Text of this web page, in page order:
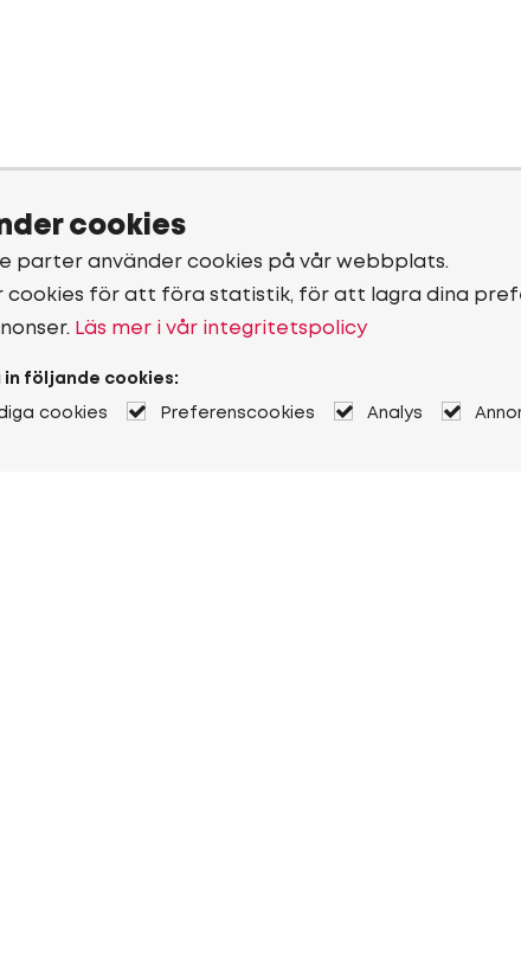
cookies
parter använder cookies på vår webbplats.
cookies för att föra statistik, för att lagra dina
Läs mer i vår integritetspolicy
in följande cookies:
cookies Preferenscookies Analys